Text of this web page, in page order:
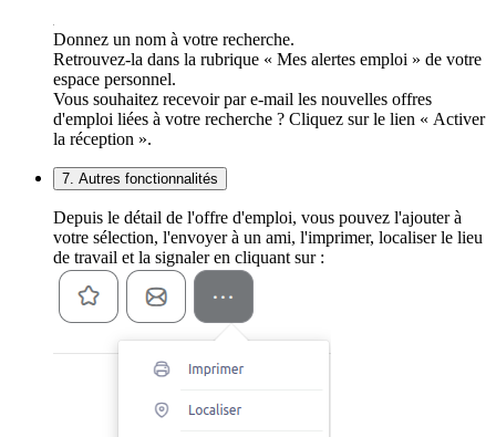
Donnez un nom à votre recherche.
Retrouvez-la dans la rubrique « Mes alertes emploi » de votre
espace personnel.
Vous souhaitez recevoir par e-mail les nouvelles offres
d'emploi liées à votre recherche ? Cliquez sur le lien « Activer
la réception ».
7. Autres fonctionnalités
Depuis le détail de l'offre d'emploi, vous pouvez l'ajouter à
votre sélection, l'envoyer à un ami, l'imprimer, localiser le lieu
de travail et la signaler en cliquant sur :